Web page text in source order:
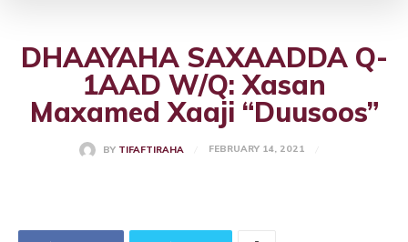
DHAAYAHA SAXAADDA Q-
1AAD W/Q: Xasan
Maxamed Xaaji “Duusoos”
BY TIFAFTIRAHA FEBRUARY 14, 2021